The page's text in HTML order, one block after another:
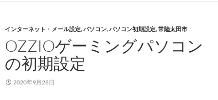
インターネット・メール設定,パソコン,パソコン初期設定,常陸太田市
OZZIOゲーミングパソコン
の初期設定
2020年9月28日